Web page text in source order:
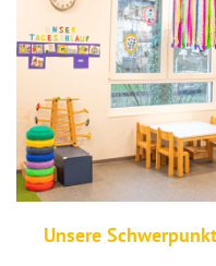
Unsere